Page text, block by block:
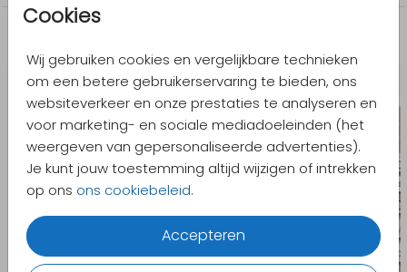
Cookies
Wij gebruiken cookies en vergelijkbare technieken
om een betere gebruikerservaring te bieden, ons
websiteverkeer en onze prestaties te analyseren en
voor marketing- en sociale mediadoeleinden (het
weergeven van gepersonaliseerde advertenties).
Je kunt jouw toestemming altijd wijzigen of intrekken
op ons ons cookiebeleid.
Accepteren